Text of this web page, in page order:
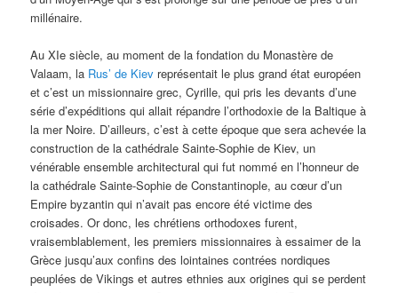
millénaire.
Au XIe siècle, au moment de la fondation du Monastère de
Valaam, la Rus’ de Kiev représentait le plus grand état européen
et c’est un missionnaire grec, Cyrille, qui pris les devants d’une
série d’expéditions qui allait répandre l’orthodoxie de la Baltique à
la mer Noire. D’ailleurs, c’est à cette époque que sera achevée la
construction de la cathédrale Sainte-Sophie de Kiev, un
vénérable ensemble architectural qui fut nommé en l’honneur de
la cathédrale Sainte-Sophie de Constantinople, au cœur d’un
Empire byzantin qui n’avait pas encore été victime des
croisades. Or donc, les chrétiens orthodoxes furent,
vraisemblablement, les premiers missionnaires à essaimer de la
Grèce jusqu’aux confins des lointaines contrées nordiques
peuplées de Vikings et autres ethnies aux origines qui se perdent